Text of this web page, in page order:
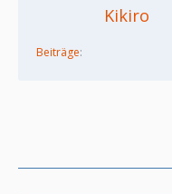
Kikiro
Beiträge